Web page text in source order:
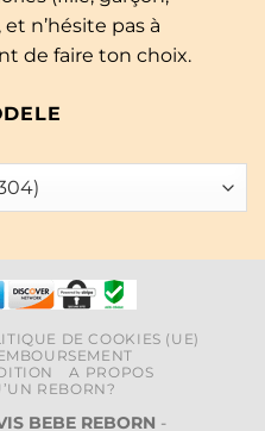
n’hésite pas à
de faire ton choix.
DE COOKIES (UE)
A PROPOS
REBORN?
BEBE REBORN -